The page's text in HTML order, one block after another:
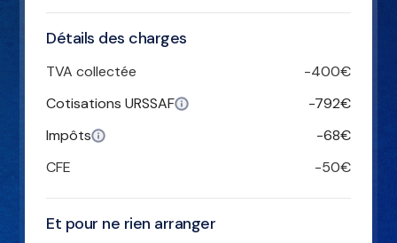
Détails des charges
TVA collectée
-400€
Cotisations URSSAF
-792€
Impôts
-68€
CFE
-50€
Et pour ne rien arranger